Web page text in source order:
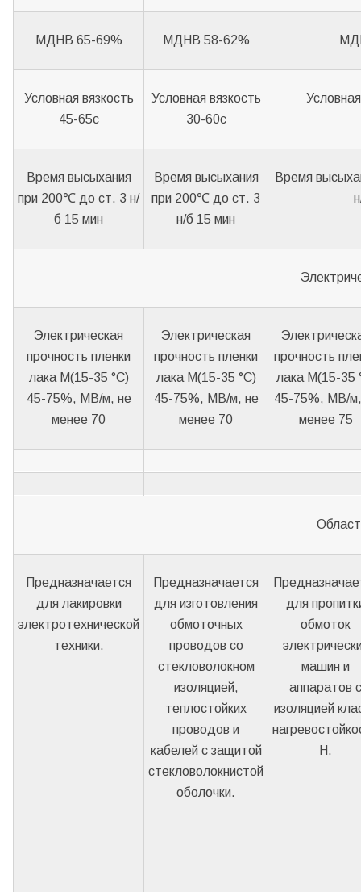
МДНВ 65-69% МДНВ 58-62%
Условная вязкость
45-65с
Условная вязкость
30-60с
Время высыхания
при 200℃ до ст. 3 н/
б 15 мин
Время высыхания
при 200℃ до ст. 3
н/б 15 мин
Время
Электрическая
прочность пленки
лака М(15-35 °С)
45-75%, МВ/м, не
менее 70
Электрическая
прочность пленки
лака М(15-35 °С)
45-75%, МВ/м, не
менее 70
прочность
лака М(15-35
45-75%, МВ/
менее 75
Предназначается
для лакировки
электротехнической
техники.
Предназначается
для изготовления
обмоточных
проводов со
стекловолокном
изоляцией,
теплостойких
проводов и
кабелей с защитой
стекловолокнистой
оболочки.
для
обмоток
машин и
аппаратов с
изоляцией
Н.